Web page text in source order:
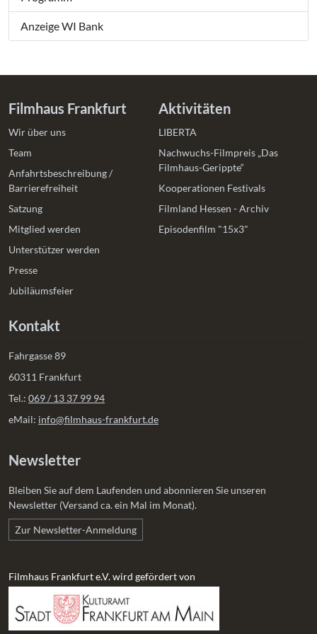
Anzeige WI Bank
Filmhaus Frankfurt
Wir über uns
Team
Anfahrtsbeschreibung /
Barrierefreiheit
Satzung
Mitglied werden
Unterstützer werden
Presse
Jubiläumsfeier
Aktivitäten
LIBERTA
Nachwuchs-Filmpreis „Das
Filmhaus-Gerippte“
Kooperationen Festivals
Filmland Hessen - Archiv
Episodenfilm "15x3"
Kontakt
Fahrgasse 89
60311 Frankfurt
Tel.: 069 / 13 37 99 94
eMail: info@filmhaus-frankfurt.de
Newsletter
Bleiben Sie auf dem Laufenden und abonnieren Sie unseren
Newsletter (Versand ca. ein Mal im Monat).
Zur Newsletter-Anmeldung
Filmhaus Frankfurt e.V. wird gefördert von